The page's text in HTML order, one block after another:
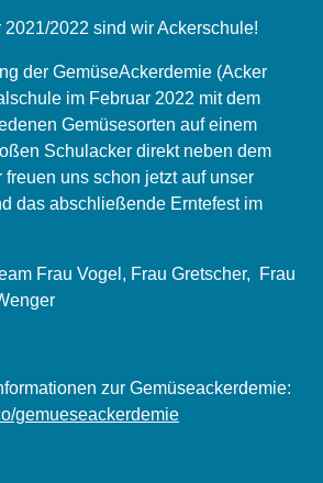
2022 sind wir Ackerschule!
der GemüseAckerdemie (Acker
im Februar 2022 mit dem
Gemüsesorten auf einem
Schulacker direkt neben dem
uns schon jetzt auf unser
das abschließende Erntefest im
Frau Vogel, Frau Gretscher, Frau
zur Gemüseackerdemie:
gemueseackerdemie